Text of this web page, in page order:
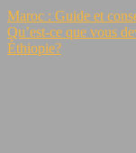
Maroc : Guide et
Qu’est-ce que vous
Éthiopie?